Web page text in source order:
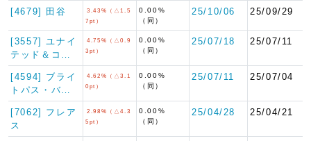
[4679] 田谷
3.43%（△1.5
7pt）
0.00%
（同）
25/10/06 25/09/29
[3557] ユナイ
テッド＆コ…
4.75%（△0.9
3pt）
0.00%
（同）
25/07/18 25/07/11
[4594] ブライ
トパス・バ…
4.62%（△3.1
0pt）
0.00%
（同）
25/07/11 25/07/04
[7062] フレア
ス
2.98%（△4.3
5pt）
0.00%
（同）
25/04/28 25/04/21